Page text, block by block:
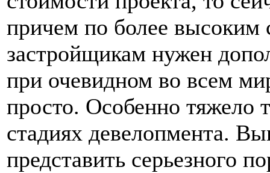
причем по более высоким
застройщикам нужен
при очевидном во всем
просто. Особенно тяжело
стадиях девелопмента.
представить серьезного